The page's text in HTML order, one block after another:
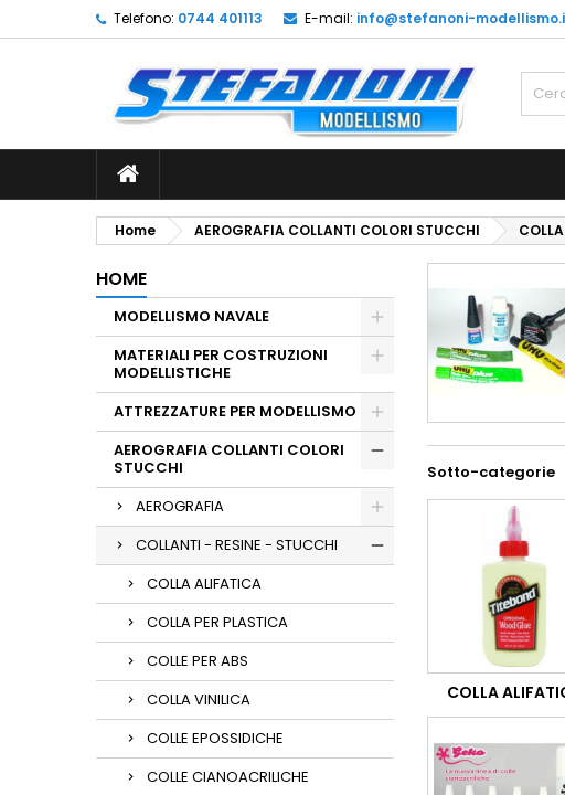
Telefono: 0744 401113 E-mail: info@stefanoni-
Home AEROGRAFIA COLLANTI COLORI STUCCHI
HOME
MODELLISMO NAVALE
MATERIALI PER COSTRUZIONI
MODELLISTICHE
ATTREZZATURE PER MODELLISMO
AEROGRAFIA COLLANTI COLORI
STUCCHI
AEROGRAFIA
COLLANTI - RESINE - STUCCHI
COLLA ALIFATICA
COLLA PER PLASTICA
COLLE PER ABS
COLLA VINILICA
COLLE EPOSSIDICHE
COLLE CIANOACRILICHE
Sotto-categorie
COLLA
Le mie
Crea
Crea
Accedi
Devi